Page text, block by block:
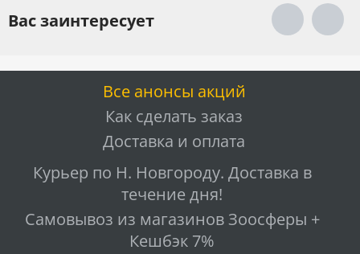
Вас заинтересует
Все анонсы акций
Как сделать заказ
Доставка и оплата
Курьер по Н. Новгороду. Доставка в
течение дня!
Самовывоз из магазинов Зоосферы +
Кешбэк 7%